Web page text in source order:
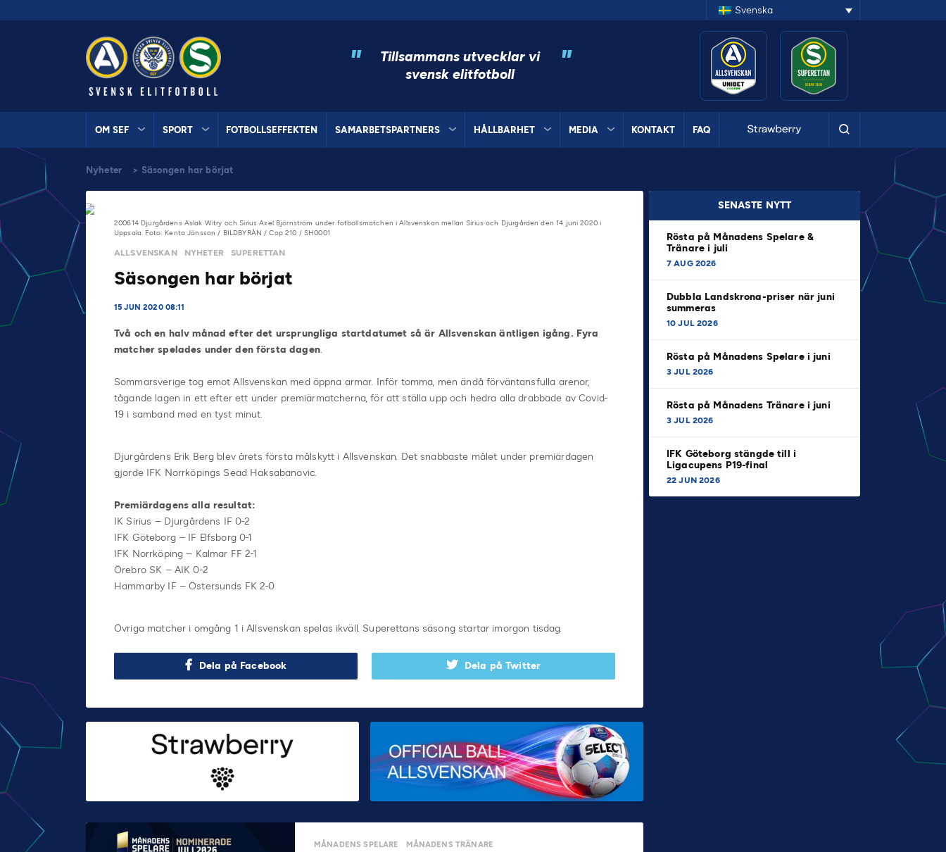
Svenska
"
Tillsammans utvecklar vi
svensk elitfotboll
"
OM SEF SPORT FOTBOLLSEFFEKTEN SAMARBETSPARTNERS HÅLLBARHET MEDIA KONTAKT FAQ
Nyheter > Säsongen har börjat
200614 Djurgårdens Aslak Witry och Sirius Axel Björnström under fotbollsmatchen i Allsvenskan mellan Sirius och Djurgården den 14 juni 2020 i
Uppsala. Foto: Kenta Jönsson / BILDBYRÅN / Cop 210 / SH0001
ALLSVENSKAN NYHETER SUPERETTAN
Säsongen har börjat
15 JUN 2020 08:11
Två och en halv månad efter det ursprungliga startdatumet så är Allsvenskan äntligen igång. Fyra
matcher spelades under den första dagen.
Sommarsverige tog emot Allsvenskan med öppna armar. Inför tomma, men ändå förväntansfulla arenor,
tågande lagen in ett efter ett under premiärmatcherna, för att ställa upp och hedra alla drabbade av Covid-
19 i samband med en tyst minut.
Djurgårdens Erik Berg blev årets första målskytt i Allsvenskan. Det snabbaste målet under premiärdagen
gjorde IFK Norrköpings Sead Haksabanovic.
Premiärdagens alla resultat:
IK Sirius – Djurgårdens IF 0-2
IFK Göteborg – IF Elfsborg 0-1
IFK Norrköping – Kalmar FF 2-1
Örebro SK – AIK 0-2
Hammarby IF – Östersunds FK 2-0
Övriga matcher i omgång 1 i Allsvenskan spelas ikväll. Superettans säsong startar imorgon tisdag.
Dela på Facebook Dela på Twitter
SENASTE NYTT
Rösta på Månadens Spelare &
Tränare i juli
7 AUG 2026
Dubbla Landskrona-priser när juni
summeras
10 JUL 2026
Rösta på Månadens Spelare i juni
3 JUL 2026
Rösta på Månadens Tränare i juni
3 JUL 2026
IFK Göteborg stängde till i
Ligacupens P19-final
22 JUN 2026
MÅNADENS SPELARE MÅNADENS TRÄNARE